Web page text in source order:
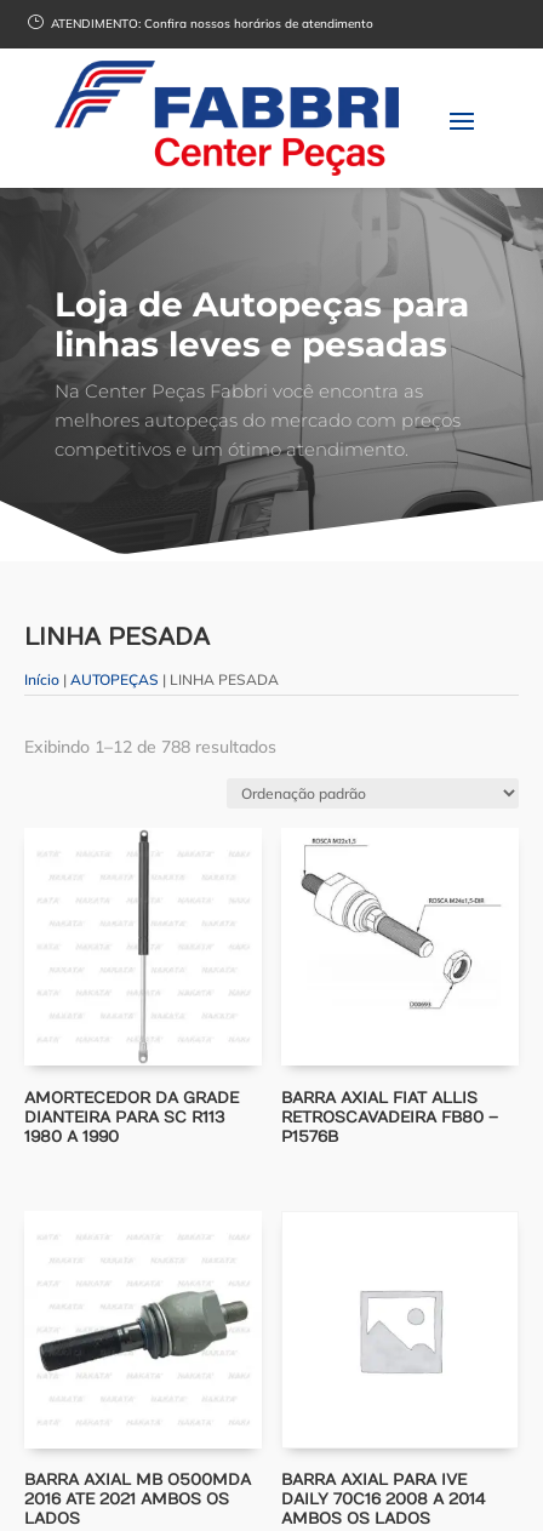
} ATENDIMENTO:Confira nossos horários de atendimento
Loja de Autopeças para
linhas leves e pesadas
Na Center Peças Fabbri você encontra as
melhores autopeças do mercado com preços
competitivos e um ótimo atendimento.
LINHA PESADA
Início | AUTOPEÇAS | LINHA PESADA
Exibindo 1–12 de 788 resultados
AMORTECEDOR DA GRADE
DIANTEIRA PARA SC R113
1980 A 1990
BARRA AXIAL FIAT ALLIS
RETROSCAVADEIRA FB80 –
P1576B
BARRA AXIAL MB O500MDA
2016 ATE 2021 AMBOS OS
LADOS
BARRA AXIAL PARA IVE
DAILY 70C16 2008 A 2014
AMBOS OS LADOS